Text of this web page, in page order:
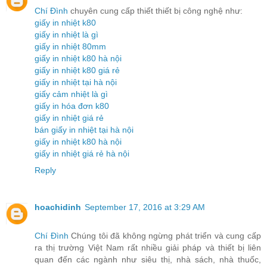
Chí Đình chuyên cung cấp thiết thiết bị công nghệ như:
giấy in nhiệt k80
giấy in nhiệt là gì
giấy in nhiệt 80mm
giấy in nhiệt k80 hà nội
giấy in nhiệt k80 giá rẻ
giấy in nhiệt tại hà nội
giấy cảm nhiệt là gì
giấy in hóa đơn k80
giấy in nhiệt giá rẻ
bán giấy in nhiệt tại hà nội
giấy in nhiệt k80 hà nội
giấy in nhiệt giá rẻ hà nội
Reply
hoachidinh September 17, 2016 at 3:29 AM
Chí ĐìnhChúng tôi đã không ngừng phát triển và cung cấp
ra thị trường Việt Nam rất nhiều giải pháp và thiết bị liên
quan đến các ngành như siêu thị, nhà sách, nhà thuốc,